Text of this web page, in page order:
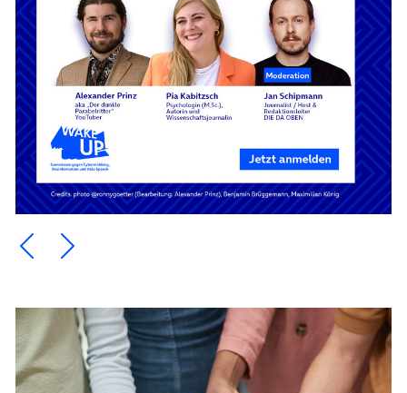
Ein Element zurück blättern
Ein Element weiter blättern